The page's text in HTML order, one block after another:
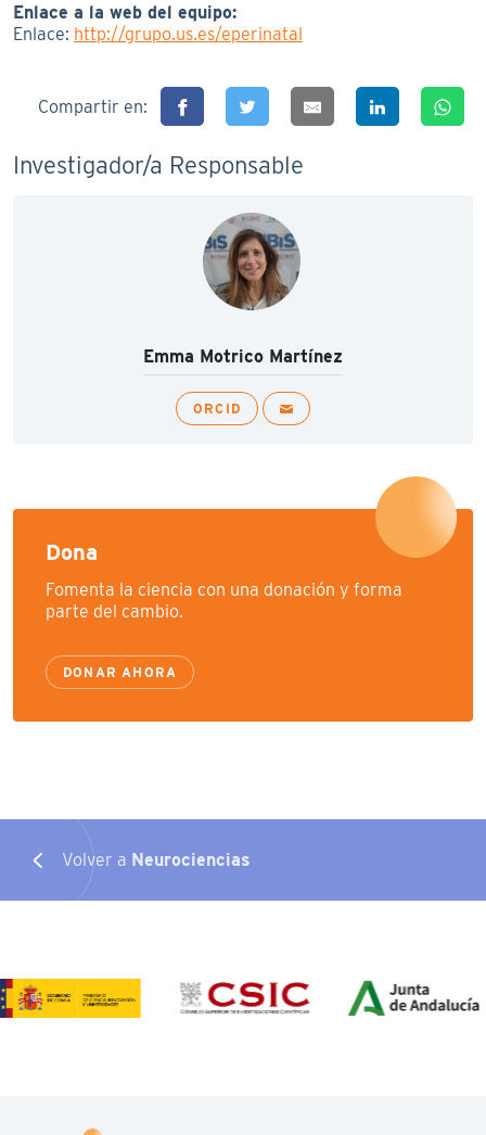
Enlace a la web del equipo:
Enlace: http://grupo.us.es/eperinatal
Compartir en:
Investigador/a Responsable
Emma Motrico Martínez
ORCID
Dona
Fomenta la ciencia con una donación y forma
parte del cambio.
DONAR AHORA
Volver a Neurociencias